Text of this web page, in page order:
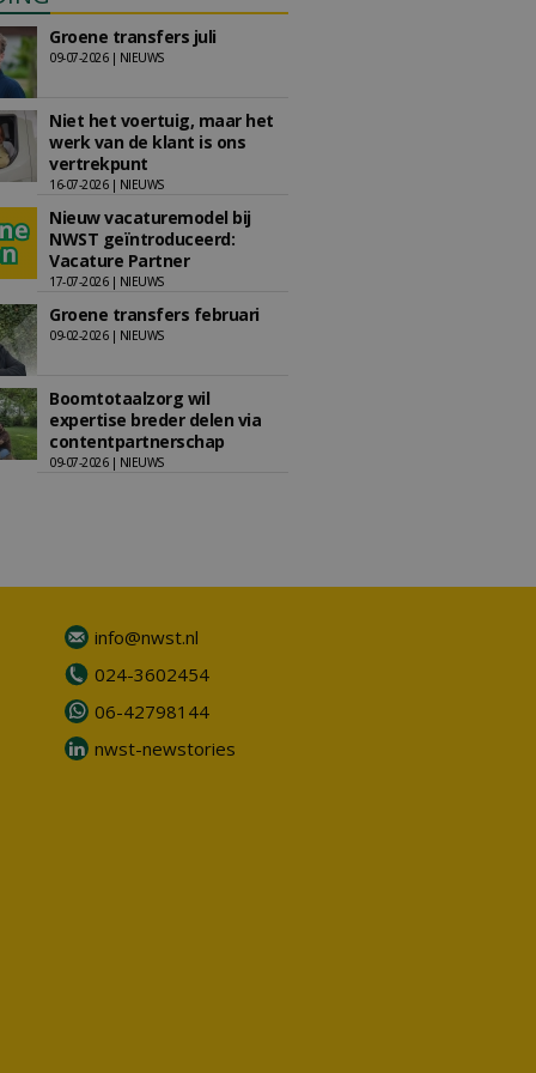
Groene transfers juli
09-07-2026 | NIEUWS
Niet het voertuig, maar het
werk van de klant is ons
vertrekpunt
16-07-2026 | NIEUWS
Nieuw vacaturemodel bij
NWST geïntroduceerd:
Vacature Partner
17-07-2026 | NIEUWS
Groene transfers februari
09-02-2026 | NIEUWS
Boomtotaalzorg wil
expertise breder delen via
contentpartnerschap
09-07-2026 | NIEUWS
info@nwst.nl
024-3602454
06-42798144
nwst-newstories